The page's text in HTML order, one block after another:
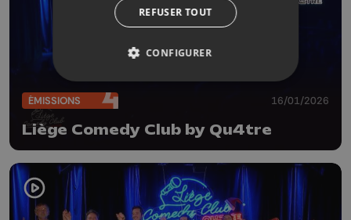
ÉMISSIONS 16/01/2026
Liège Comedy Club by Qu4tre
REFUSER TOUT
CONFIGURER